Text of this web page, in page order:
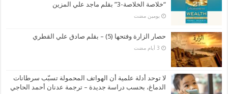
“خلاصة الخلاصة-3” بقلم ماجد علي المزين
‏يومين مضت
حصار الزارة وفتحها (5) – بقلم صادق علي القطري
لا توحد أدلة علمية أن الهواتف المحمولة تسبّب سرطانات
الدماغ، بحسب دراسة جديدة – ترجمة عدنان أحمد الحاجي